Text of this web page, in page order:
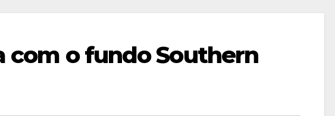
com o fundo Southern